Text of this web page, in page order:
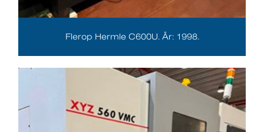
Flerop Hermle C600U. År: 1998.